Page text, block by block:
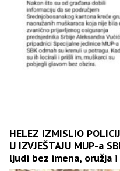
HELEZ IZMISLIO
U IZVJEŠTAJU MUP-a
ljudi bez imena, oružja